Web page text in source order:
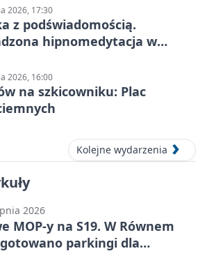
2026, 17:30
z podświadomością.
hipnomedytacja w
2026, 16:00
na szkicowniku: Plac
Kolejne wydarzenia
2026
MOP-y na S19. W Równem
parkingi dla